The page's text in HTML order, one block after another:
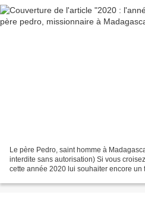
Le père Pedro, saint homme à
interdite sans autorisation) Si vous
cette année 2020 lui souhaiter encore